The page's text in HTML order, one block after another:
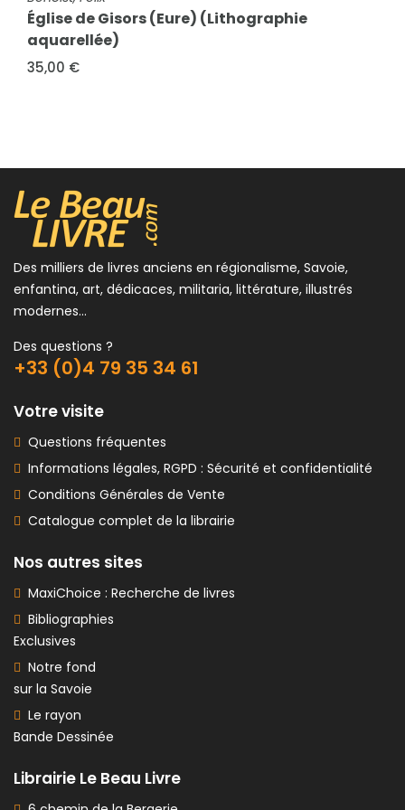
Église de Gisors (Eure) (Lithographie
aquarellée)
35,00 €
Des milliers de livres anciens en régionalisme, Savoie,
enfantina, art, dédicaces, militaria, littérature, illustrés
modernes...
Des questions ?
+33 (0)4 79 35 34 61
Votre visite
Questions fréquentes
Informations légales, RGPD : Sécurité et confidentialité
Conditions Générales de Vente
Catalogue complet de la librairie
Nos autres sites
MaxiChoice : Recherche de livres
Bibliographies
Exclusives
Notre fond
sur la Savoie
Le rayon
Bande Dessinée
Librairie Le Beau Livre